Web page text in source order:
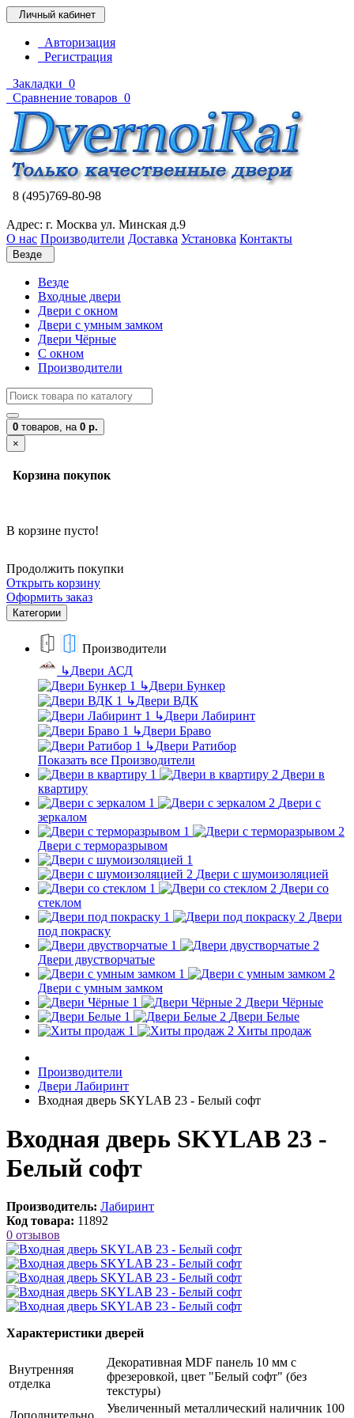
Личный кабинет
Авторизация
Регистрация
Закладки 0
Сравнение товаров 0
8 (495)769-80-98
Адрес: г. Москва ул. Минская д.9
О нас Производители Доставка Установка Контакты
Везде
Везде
Входные двери
Двери с окном
Двери с умным замком
Двери Чёрные
C окном
Производители
0 товаров, на 0 р.
×
Корзина покупок
В корзине пусто!
Продолжить покупки
Открыть корзину
Оформить заказ
Категории
Производители
↳Двери АСД
↳Двери Бункер
↳Двери ВДК
↳Двери Лабиринт
↳Двери Браво
↳Двери Ратибор
Показать все Производители
Двери в
квартиру
Двери с
зеркалом
Двери с терморазрывом
Двери с шумоизоляцией
Двери со
стеклом
Двери
под покраску
Двери двустворчатые
Двери с умным замком
Двери Чёрные
Двери Белые
Хиты продаж
Производители
Двери Лабиринт
Входная дверь SKYLAB 23 - Белый софт
Входная дверь SKYLAB 23 -
Белый софт
Производитель: Лабиринт
Код товара: 11892
0 отзывов
Характеристики дверей
Внутренняя
отделка
Декоративная MDF панель 10 мм с
фрезеровкой, цвет "Белый софт" (без
текстуры)
Увеличенный металлический наличник 100